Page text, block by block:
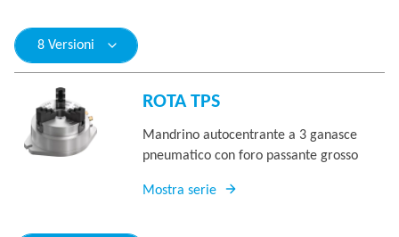
8 Versioni
ROTA TPS
Mandrino autocentrante a 3 ganasce
pneumatico con foro passante grosso
Mostra serie